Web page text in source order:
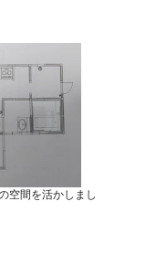
空間を活かしまし